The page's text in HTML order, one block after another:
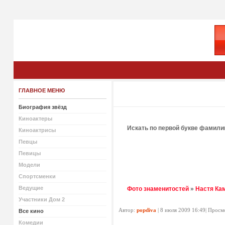
ГЛАВНОЕ МЕНЮ
Биография звёзд
Киноактеры
Киноактрисы
Певцы
Певицы
Модели
Спортсменки
Ведущие
Участники Дом 2
Все кино
Комедии
Искать по первой букве
Фото знаменитостей» Настя
Автор: popdiva | 8 июля 2009 16:49|